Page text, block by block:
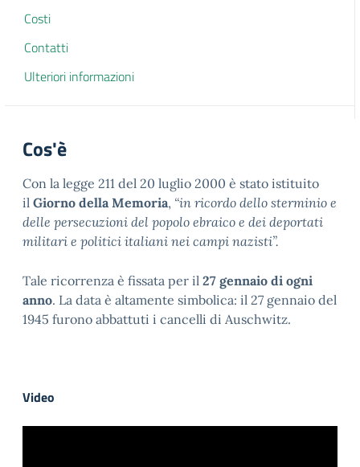
Costi
Contatti
Ulteriori informazioni
Cos'è
Con la legge 211 del 20 luglio 2000 è stato istituito
il Giorno della Memoria, “in ricordo dello sterminio e
delle persecuzioni del popolo ebraico e dei deportati
militari e politici italiani nei campi nazisti”.
Tale ricorrenza è fissata per il 27 gennaio di ogni
anno. La data è altamente simbolica: il 27 gennaio del
1945 furono abbattuti i cancelli di Auschwitz.
Video